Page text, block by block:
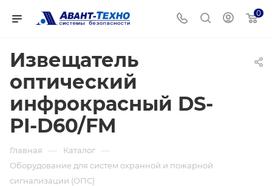
0
Извещатель
оптический
инфрокрасный DS-
PI-D60/FM
Главная — Каталог —
Оборудование для систем охранной и пожарной
сигнализации (ОПС)